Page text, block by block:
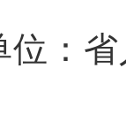
位：